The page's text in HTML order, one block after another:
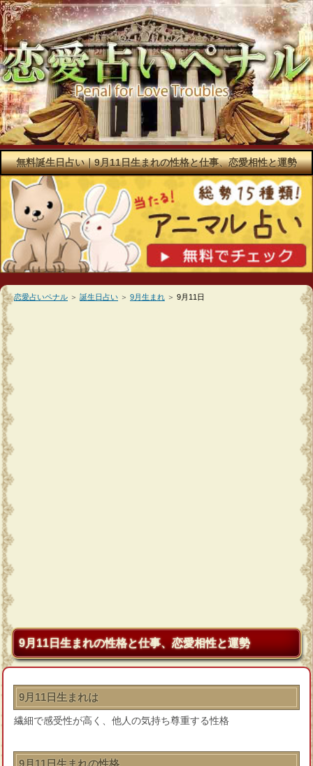
無料誕生日占い｜9月11日生まれの性格と仕事、恋愛相性と運勢
恋愛占いペナル ＞ 誕生日占い ＞ 9月生まれ ＞ 9月11日
9月11日生まれの性格と仕事、恋愛相性と運勢
9月11日生まれは
繊細で感受性が高く、他人の気持ち尊重する性格